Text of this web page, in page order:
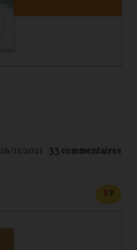
26/11/2021 33 commentaires
FP